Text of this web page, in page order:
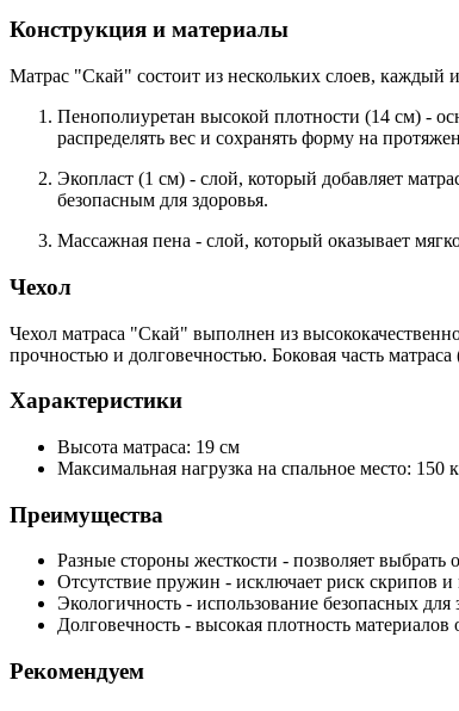
Конструкция и материалы
Матрас "Скай" состоит из нескольких слоев,
Пенополиуретан высокой плотности (14 см) -
распределять вес и сохранять форму на
Экопласт (1 см) - слой, который добавляет
безопасным для здоровья.
Массажная пена - слой, который оказывает
Чехол
Чехол матраса "Скай" выполнен из
прочностью и долговечностью. Боковая часть
Характеристики
Высота матраса: 19 см
Максимальная нагрузка на спальное место: 150
Преимущества
Разные стороны жесткости - позволяет выбрать
Отсутствие пружин - исключает риск скрипов
Экологичность - использование безопасных для
Долговечность - высокая плотность
Рекомендуем